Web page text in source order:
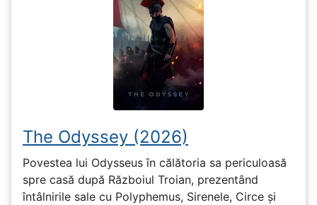
The Odyssey (2026)
Povestea lui Odysseus în călătoria sa periculoasă
spre casă după Războiul Troian, prezentând
întâlnirile sale cu Polyphemus, Sirenele, Circe și